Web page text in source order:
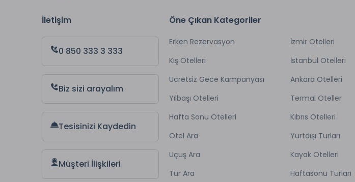
İletişim
0 850 333 3 333
Biz sizi arayalım
Tesisinizi Kaydedin
Müşteri İlişkileri
Öne Çıkan Kategoriler
Erken Rezervasyon
Kış Otelleri
Ücretsiz Gece Kampanyası
Yılbaşı Otelleri
Hafta Sonu Otelleri
Otel Ara
Uçuş Ara
Tur Ara
İzmir Otelleri
İstanbul Otelleri
Ankara Otelleri
Termal Oteller
Kıbrıs Otelleri
Yurtdışı Turları
Kayak Otelleri
Haftasonu Turları